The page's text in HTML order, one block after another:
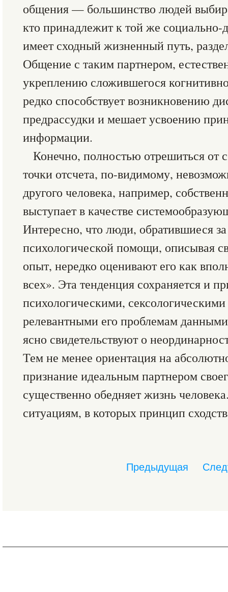
общения — большинство людей
кто принадлежит к той же социально-
имеет сходный жизненный путь,
Общение с таким партнером,
укреплению сложившегося
редко способствует возникновению
предрассудки и мешает усвоению
информации.
Конечно, полностью отрешиться от
точки отсчета, по-видимому,
другого человека, например,
выступает в качестве
Интересно, что люди, обратившиеся
психологической помощи, описывая
опыт, нередко оценивают его как
всех». Эта тенденция сохраняется и
психологическими,
релевантными его проблемам
ясно свидетельствуют о
Тем не менее ориентация на
признание идеальным партнером
существенно обедняет жизнь
ситуациям, в которых принцип
Предыдущая